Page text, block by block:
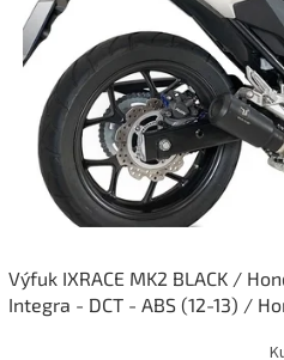
Výfuk IXRACE MK2 BLACK /
Integra - DCT - ABS (12-13) /